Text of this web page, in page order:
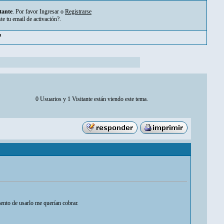
. Por favor Ingresar o Registrarse
tu email de activación?.
0 Usuarios y 1 Visitante están viendo este tema.
de usarlo me querían cobrar.